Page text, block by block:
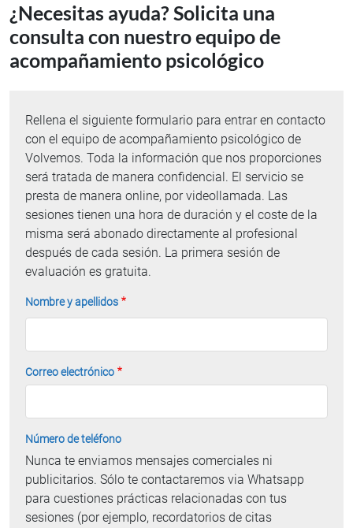
¿Necesitas ayuda? Solicita una
consulta con nuestro equipo de
acompañamiento psicológico
Rellena el siguiente formulario para entrar en contacto
con el equipo de acompañamiento psicológico de
Volvemos. Toda la información que nos proporciones
será tratada de manera confidencial. El servicio se
presta de manera online, por videollamada. Las
sesiones tienen una hora de duración y el coste de la
misma será abonado directamente al profesional
después de cada sesión. La primera sesión de
evaluación es gratuita.
Nombre y apellidos
Correo electrónico
Número de teléfono
Nunca te enviamos mensajes comerciales ni
publicitarios. Sólo te contactaremos via Whatsapp
para cuestiones prácticas relacionadas con tus
sesiones (por ejemplo, recordatorios de citas